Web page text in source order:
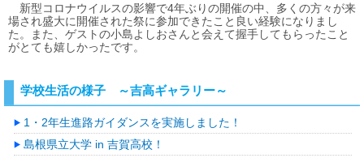
新型コロナウイルスの影響で4年ぶりの開催の中、多くの方々が来
場され盛大に開催された祭に参加できたこと良い経験になりまし
た。また、ゲストの小島よしおさんと会えて握手してもらったこと
がとても嬉しかったです。
学校生活の様子 ～吉高ギャラリー～
1・2年生進路ガイダンスを実施しました！
島根県立大学 in 吉賀高校！